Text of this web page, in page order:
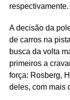
respectivamente.
A decisão da
de carros na
busca da volta
primeiros a
força: Rosberg,
deles, com mais